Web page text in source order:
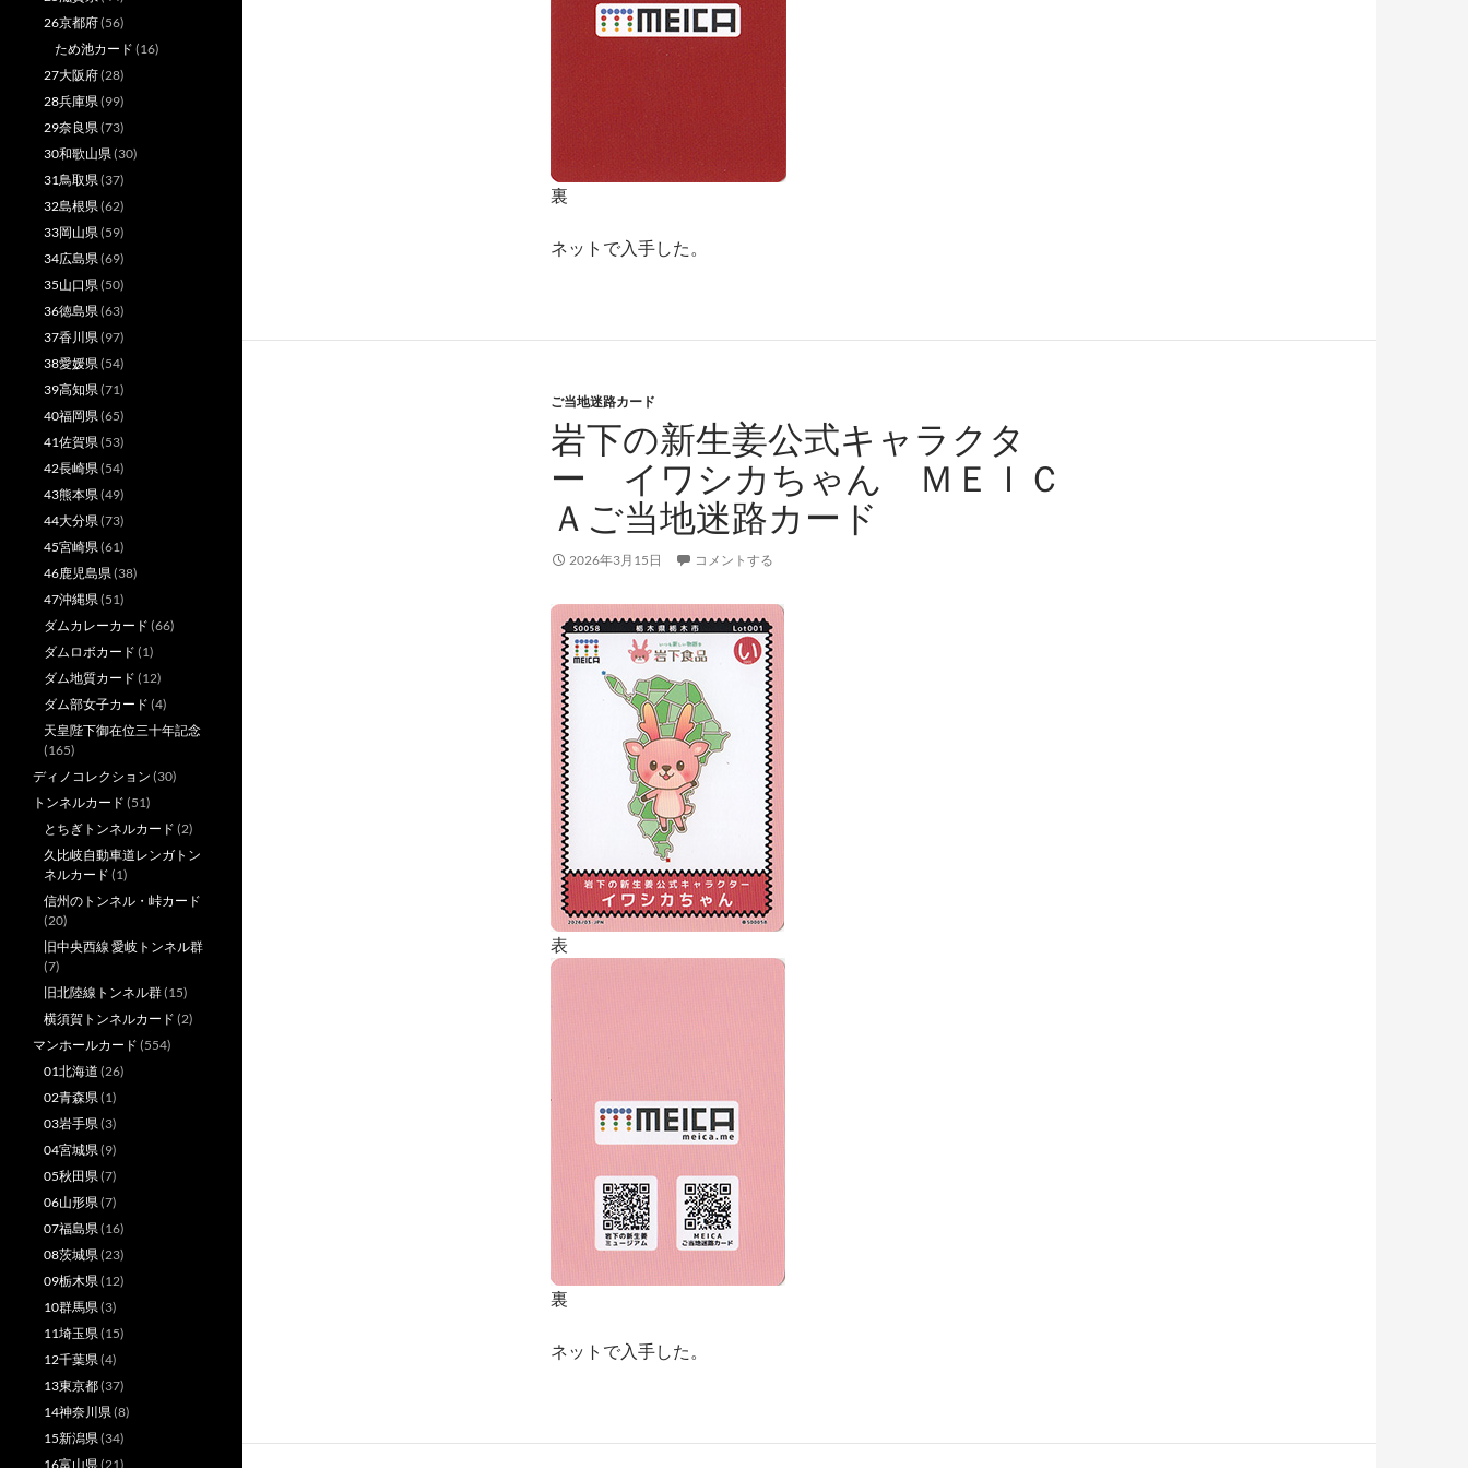
裏
ネットで入手した。
ご当地迷路カード
岩下の新生姜公式キャラクタ
ー イワシカちゃん ＭＥＩＣ
Ａご当地迷路カード
2026年3月15日 コメントする
表
裏
ネットで入手した。
26京都府(56)
ため池カード (16)
27大阪府(28)
28兵庫県(99)
29奈良県(73)
30和歌山県(30)
31鳥取県(37)
32島根県(62)
33岡山県(59)
34広島県(69)
35山口県(50)
36徳島県(63)
37香川県(97)
38愛媛県(54)
39高知県(71)
40福岡県(65)
41佐賀県(53)
42長崎県(54)
43熊本県(49)
44大分県(73)
45宮崎県(61)
46鹿児島県(38)
47沖縄県(51)
ダムカレーカード (66)
ダムロボカード (1)
ダム地質カード (12)
ダム部女子カード (4)
天皇陛下御在位三十年記念
(165)
ディノコレクション (30)
トンネルカード (51)
とちぎトンネルカード (2)
久比岐自動車道レンガトン
ネルカード (1)
信州のトンネル・峠カード
(20)
旧中央西線 愛岐トンネル群
(7)
旧北陸線トンネル群(15)
横須賀トンネルカード (2)
マンホールカード (554)
01北海道 (26)
02青森県(1)
03岩手県(3)
04宮城県(9)
05秋田県(7)
06山形県(7)
07福島県(16)
08茨城県(23)
09栃木県(12)
10群馬県(3)
11埼玉県(15)
12千葉県(4)
13東京都(37)
14神奈川県(8)
15新潟県(34)
16富山県 (21)